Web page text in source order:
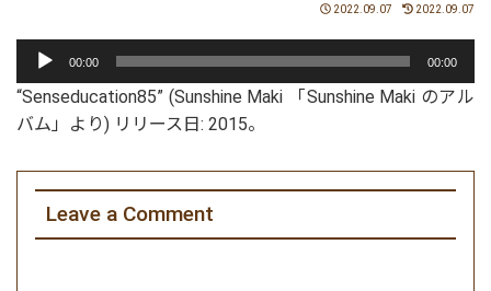
2022.09.07 2022.09.07
プ
レ
00:00 00:00
“Senseducation85” (Sunshine Maki 「Sunshine Maki のアル
バム」より) リリース日: 2015。
Leave a Comment